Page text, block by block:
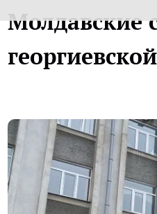
Молдавские